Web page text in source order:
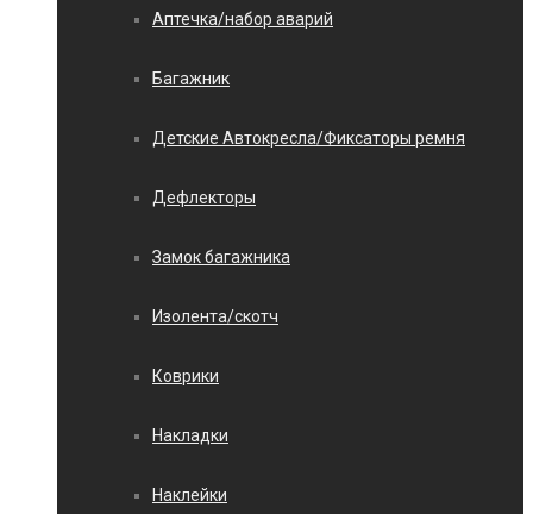
Аптечка/набор аварий
Багажник
Детские Автокресла/Фиксаторы ремня
Дефлекторы
Замок багажника
Изолента/скотч
Коврики
Накладки
Наклейки